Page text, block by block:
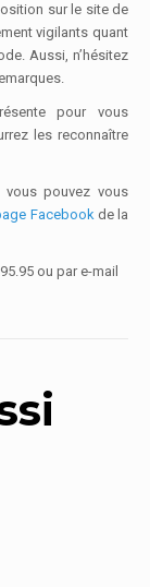
sur le site de
vigilants quant
Aussi, n’hésitez
pour vous
les reconnaître
vous pouvez vous
Facebook de la
ou par e-mail